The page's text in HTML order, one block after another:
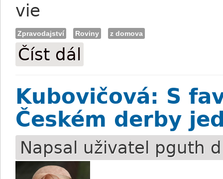
vie
Zpravodajství Roviny z domova
Číst dál
Kubovičová: S
Českém derby
Napsal uživatel pguth